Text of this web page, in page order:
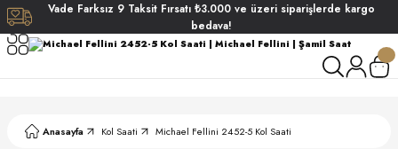
Vade Farksız 9 Taksit Fırsatı ₺3.000 ve üzeri siparişlerde kargo
bedava!
Anasayfa Kol Saati Michael Fellini 2452-5 Kol Saati